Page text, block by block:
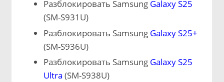
Разблокировать Samsung Galaxy S25
(SM-S931U)
Разблокировать Samsung Galaxy S25+
(SM-S936U)
Разблокировать Samsung Galaxy S25
Ultra (SM-S938U)